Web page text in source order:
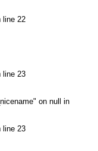
line 22
line 23
on null in
line 23